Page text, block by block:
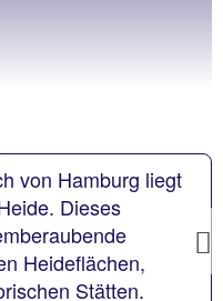
von Hamburg liegt
Dieses
Heideflächen,
Stätten.